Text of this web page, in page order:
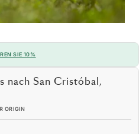
SIE 10%
nach San Cristóbal,
ORIGIN